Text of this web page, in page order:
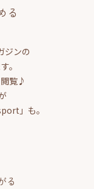
る
ジンの
。
覧♪
」も。
る